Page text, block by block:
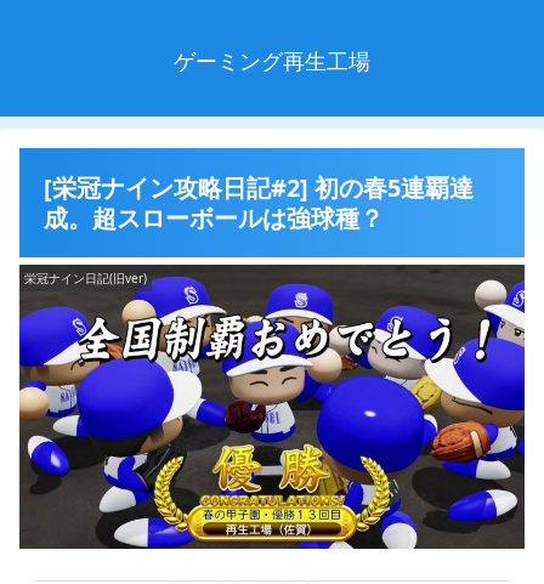
ゲーミング再生工場
[栄冠ナイン攻略日記#2] 初の春5連覇達
成。超スローボールは強球種？
栄冠ナイン日記(旧ver)